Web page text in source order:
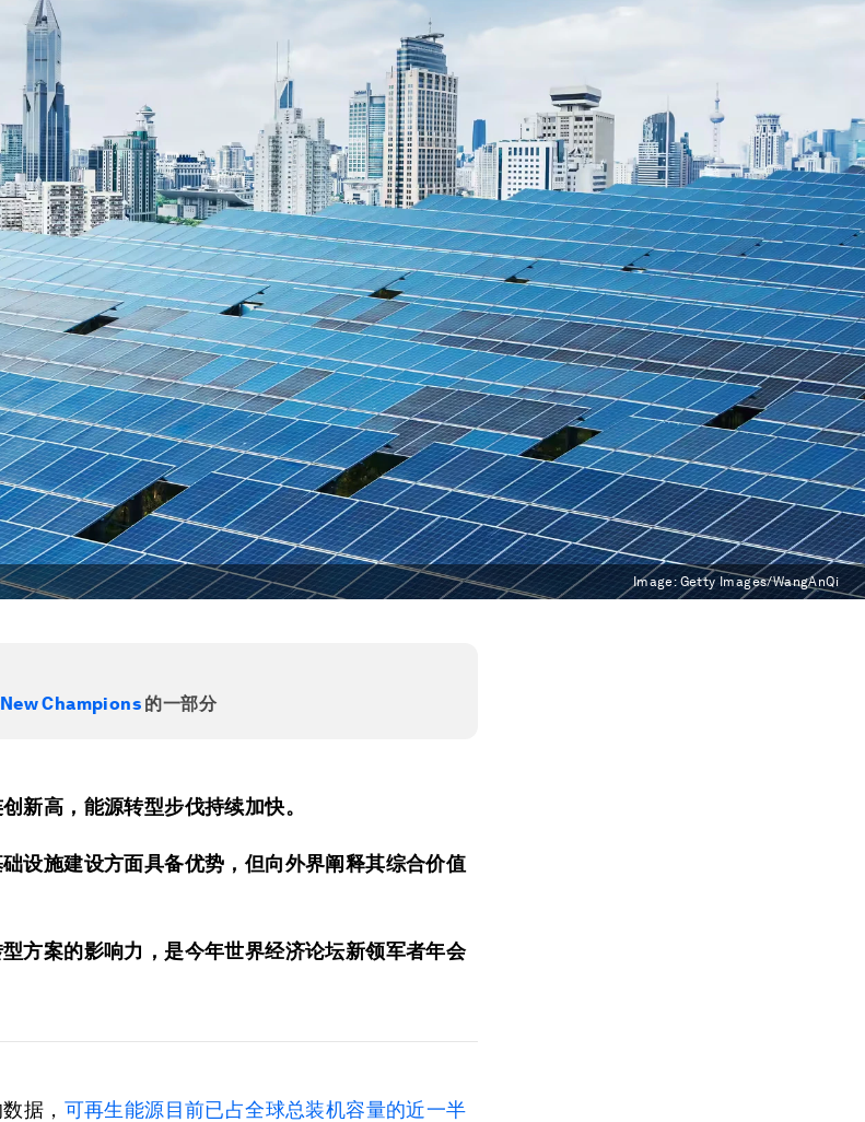
Image:Getty Images/WangAnQi
Champions 的一部分
新高，能源转型步伐持续加快。
设施建设方面具备优势，但向外界阐释其综合价值
方案的影响力，是今年世界经济论坛新领军者年会
据， 可再生能源目前已占全球总装机容量的近一半